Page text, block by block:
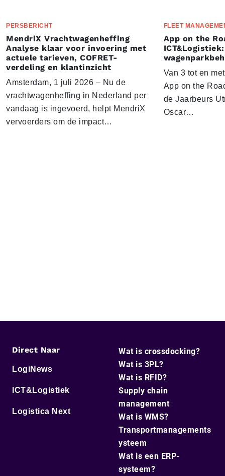
PERSBERICHT
MendriX Vrachtwagenheffing
Analyse klaar voor invoering met
actuele tarieven, COFRET-
verdeling en klantinzicht
Amsterdam, 1 juli 2026 – Nu de
vrachtwagenheffing in Nederland per
vandaag is ingevoerd, helpt MendriX
vervoerders om de impact…
FLEET
App on the
Van 3 tot en
App on the
de Jaarbeurs
Oscar…
Direct Naar
LogiNews
ICT&Logistiek
Logistica Next
Wat is crossdocking?
Wat is 3PL?
Wat is RFID?
Supply chain
management
Wat is WMS?
Transportmanagements
ysteem
Wat is een ERP-
systeem?